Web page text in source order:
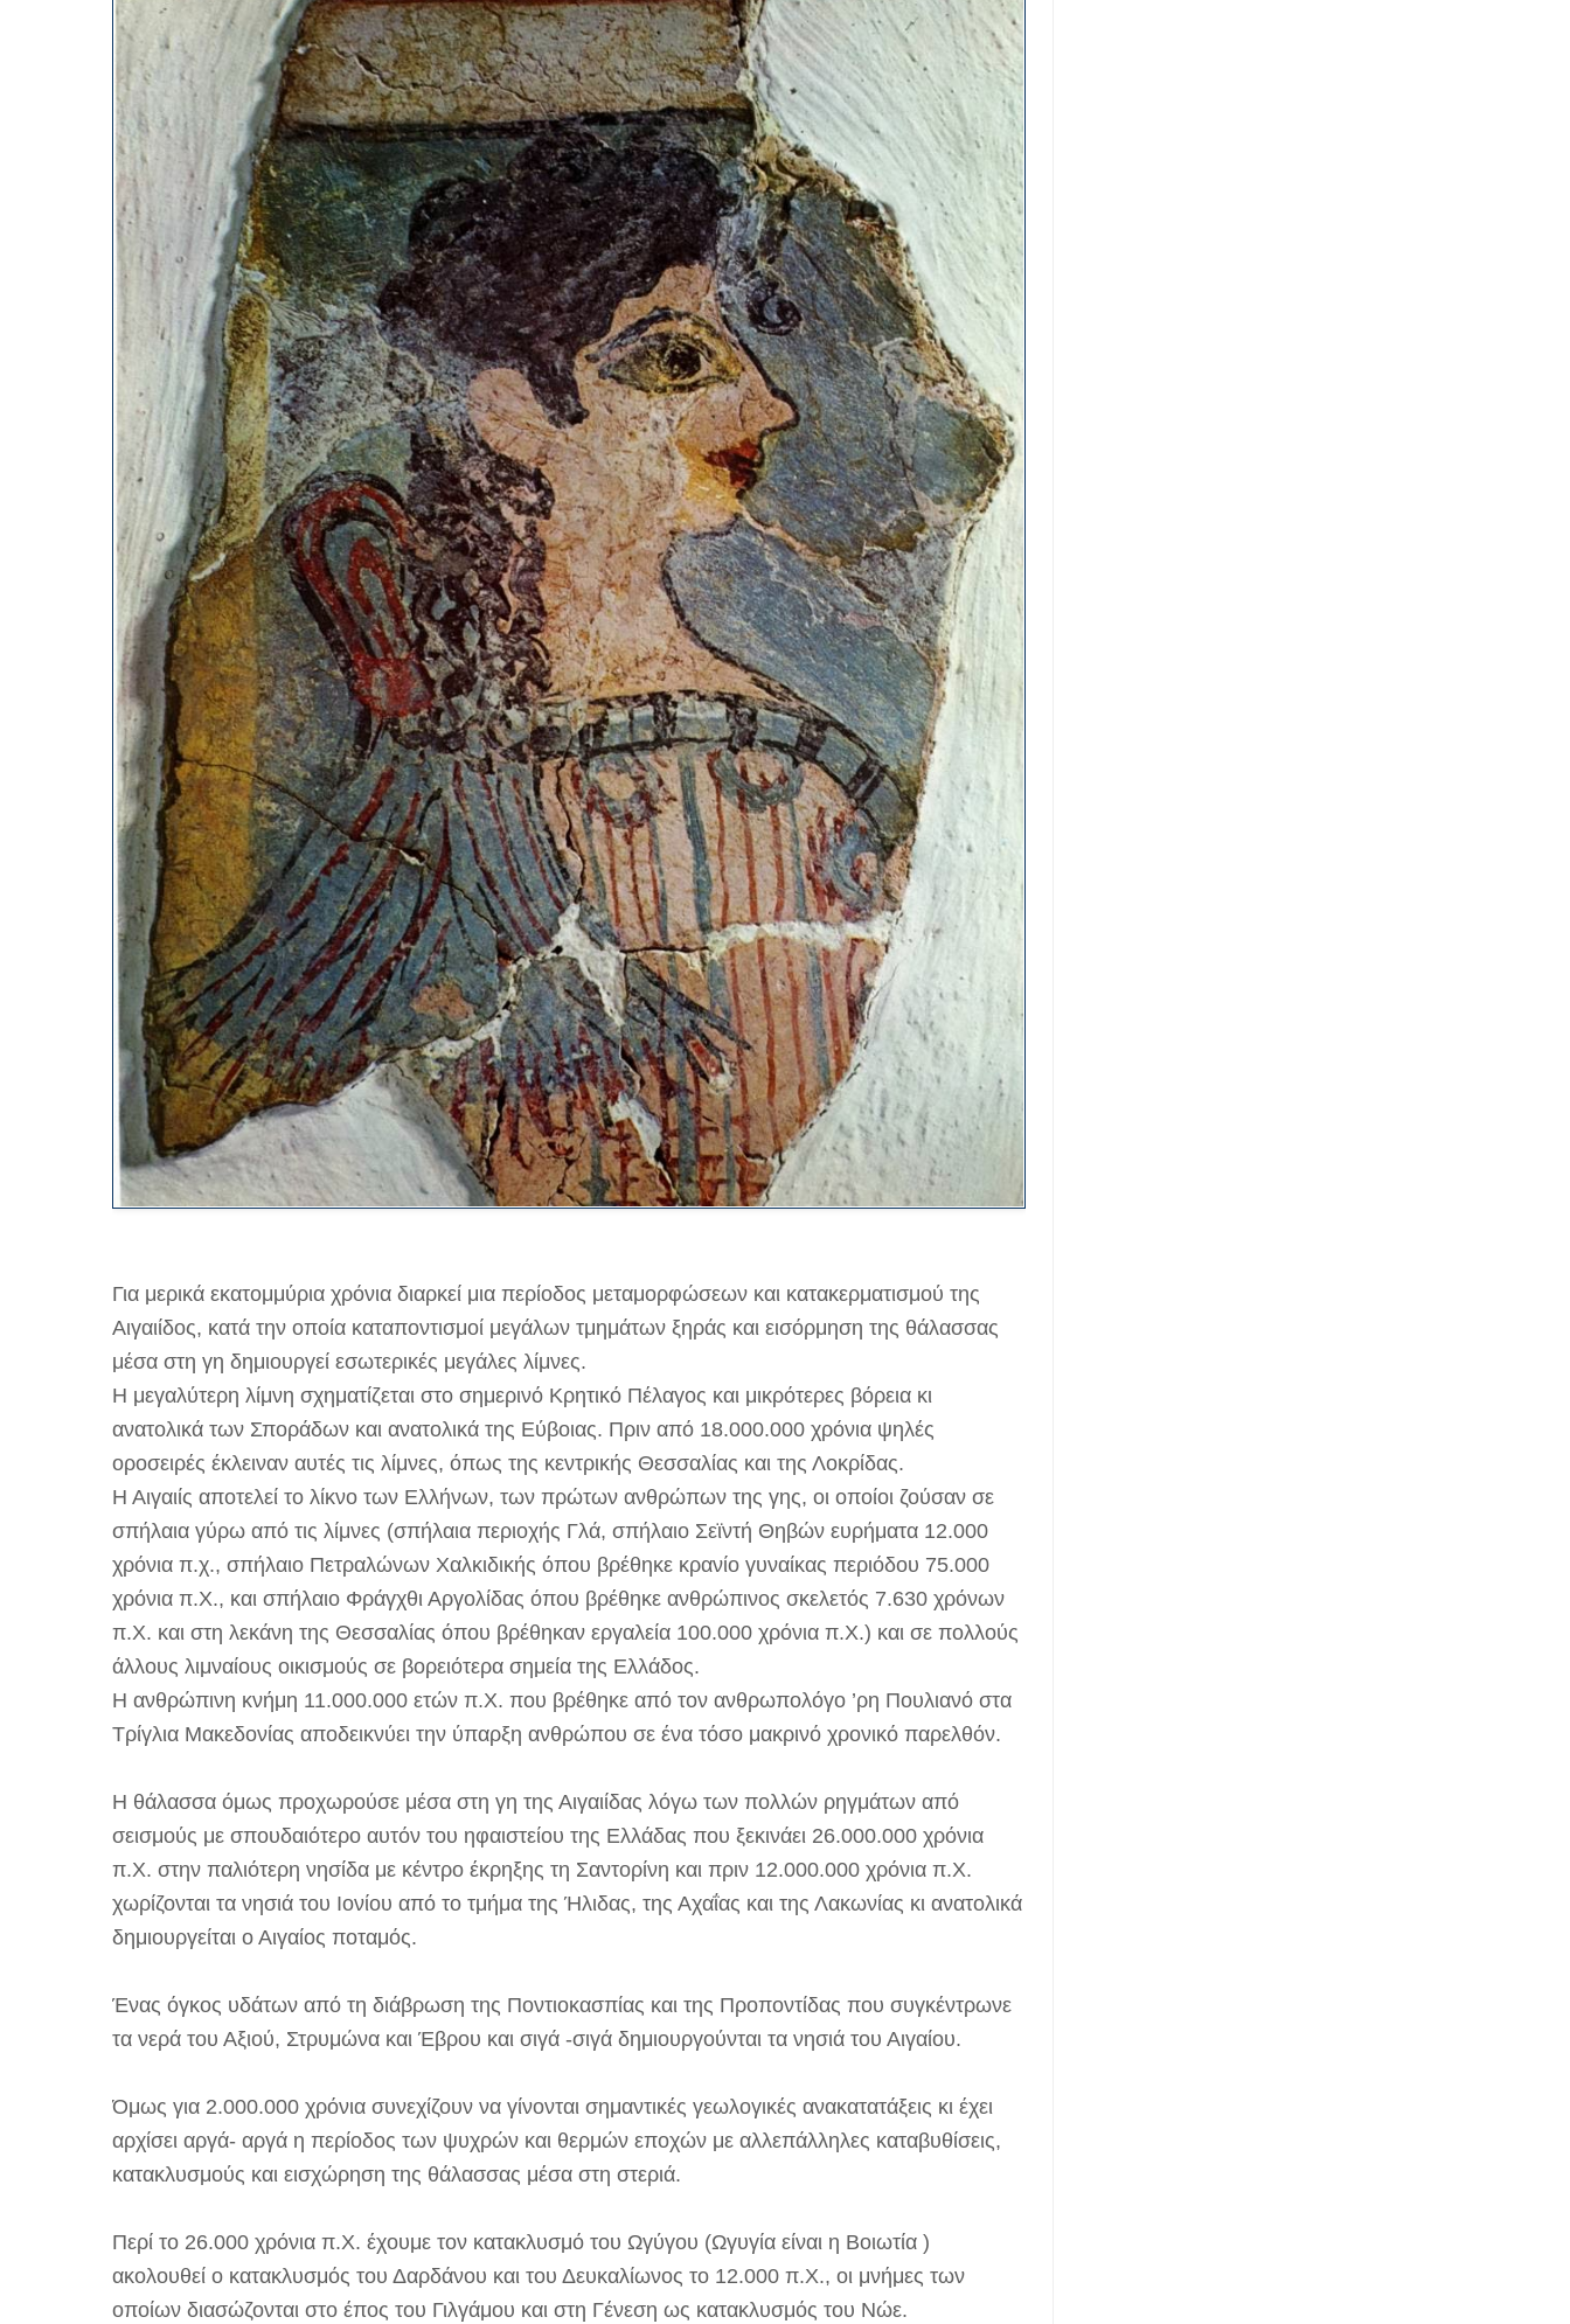
Για μερικά εκατομμύρια χρόνια διαρκεί μια περίοδος μεταμορφώσεων και κατακερματισμού της
Αιγαιίδος, κατά την οποία καταποντισμοί μεγάλων τμημάτων ξηράς και εισόρμηση της θάλασσας
μέσα στη γη δημιουργεί εσωτερικές μεγάλες λίμνες.
Η μεγαλύτερη λίμνη σχηματίζεται στο σημερινό Κρητικό Πέλαγος και μικρότερες βόρεια κι
ανατολικά των Σποράδων και ανατολικά της Εύβοιας. Πριν από 18.000.000 χρόνια ψηλές
οροσειρές έκλειναν αυτές τις λίμνες, όπως της κεντρικής Θεσσαλίας και της Λοκρίδας.
Η Αιγαιίς αποτελεί το λίκνο των Ελλήνων, των πρώτων ανθρώπων της γης, οι οποίοι ζούσαν σε
σπήλαια γύρω από τις λίμνες (σπήλαια περιοχής Γλά, σπήλαιο Σεϊντή Θηβών ευρήματα 12.000
χρόνια π.χ., σπήλαιο Πετραλώνων Χαλκιδικής όπου βρέθηκε κρανίο γυναίκας περιόδου 75.000
χρόνια π.Χ., και σπήλαιο Φράγχθι Αργολίδας όπου βρέθηκε ανθρώπινος σκελετός 7.630 χρόνων
π.Χ. και στη λεκάνη της Θεσσαλίας όπου βρέθηκαν εργαλεία 100.000 χρόνια π.Χ.) και σε πολλούς
άλλους λιμναίους οικισμούς σε βορειότερα σημεία της Ελλάδος.
Η ανθρώπινη κνήμη 11.000.000 ετών π.Χ. που βρέθηκε από τον ανθρωπολόγο ’ρη Πουλιανό στα
Τρίγλια Μακεδονίας αποδεικνύει την ύπαρξη ανθρώπου σε ένα τόσο μακρινό χρονικό παρελθόν.
Η θάλασσα όμως προχωρούσε μέσα στη γη της Αιγαιίδας λόγω των πολλών ρηγμάτων από
σεισμούς με σπουδαιότερο αυτόν του ηφαιστείου της Ελλάδας που ξεκινάει 26.000.000 χρόνια
π.Χ. στην παλιότερη νησίδα με κέντρο έκρηξης τη Σαντορίνη και πριν 12.000.000 χρόνια π.Χ.
χωρίζονται τα νησιά του Ιονίου από το τμήμα της Ήλιδας, της Αχαΐας και της Λακωνίας κι ανατολικά
δημιουργείται ο Αιγαίος ποταμός.
Ένας όγκος υδάτων από τη διάβρωση της Ποντιοκασπίας και της Προποντίδας που συγκέντρωνε
τα νερά του Αξιού, Στρυμώνα και Έβρου και σιγά -σιγά δημιουργούνται τα νησιά του Αιγαίου.
Όμως για 2.000.000 χρόνια συνεχίζουν να γίνονται σημαντικές γεωλογικές ανακατατάξεις κι έχει
αρχίσει αργά- αργά η περίοδος των ψυχρών και θερμών εποχών με αλλεπάλληλες καταβυθίσεις,
κατακλυσμούς και εισχώρηση της θάλασσας μέσα στη στεριά.
Περί το 26.000 χρόνια π.Χ. έχουμε τον κατακλυσμό του Ωγύγου (Ωγυγία είναι η Βοιωτία )
ακολουθεί ο κατακλυσμός του Δαρδάνου και του Δευκαλίωνος το 12.000 π.Χ., οι μνήμες των
οποίων διασώζονται στο έπος του Γιλγάμου και στη Γένεση ως κατακλυσμός του Νώε.